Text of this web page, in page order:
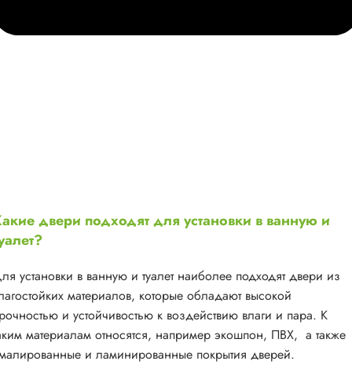
двери подходят для установки в ванную и
установки в ванную и туалет наиболее подходят двери из
материалов, которые обладают высокой
и устойчивостью к воздействию влаги и пара. К
материалам относятся, например экошпон, ПВХ, а также
и ламинированные покрытия дверей.